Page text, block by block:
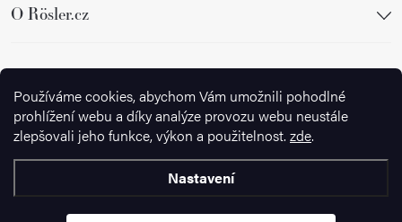
Používáme cookies, abychom Vám umožnili pohodlné
prohlížení webu a díky analýze provozu webu neustále
zlepšovali jeho funkce, výkon a použitelnost. zde.
Nastavení
O Rösler.cz
Sledujte nás